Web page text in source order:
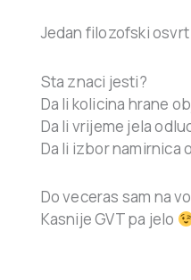
Jedan filozofski osvrt
Sta znaci jesti?
Da li kolicina hrane
Da li vrijeme jela
Da li izbor namirnica
Do veceras sam na
Kasnije GVT pa jelo